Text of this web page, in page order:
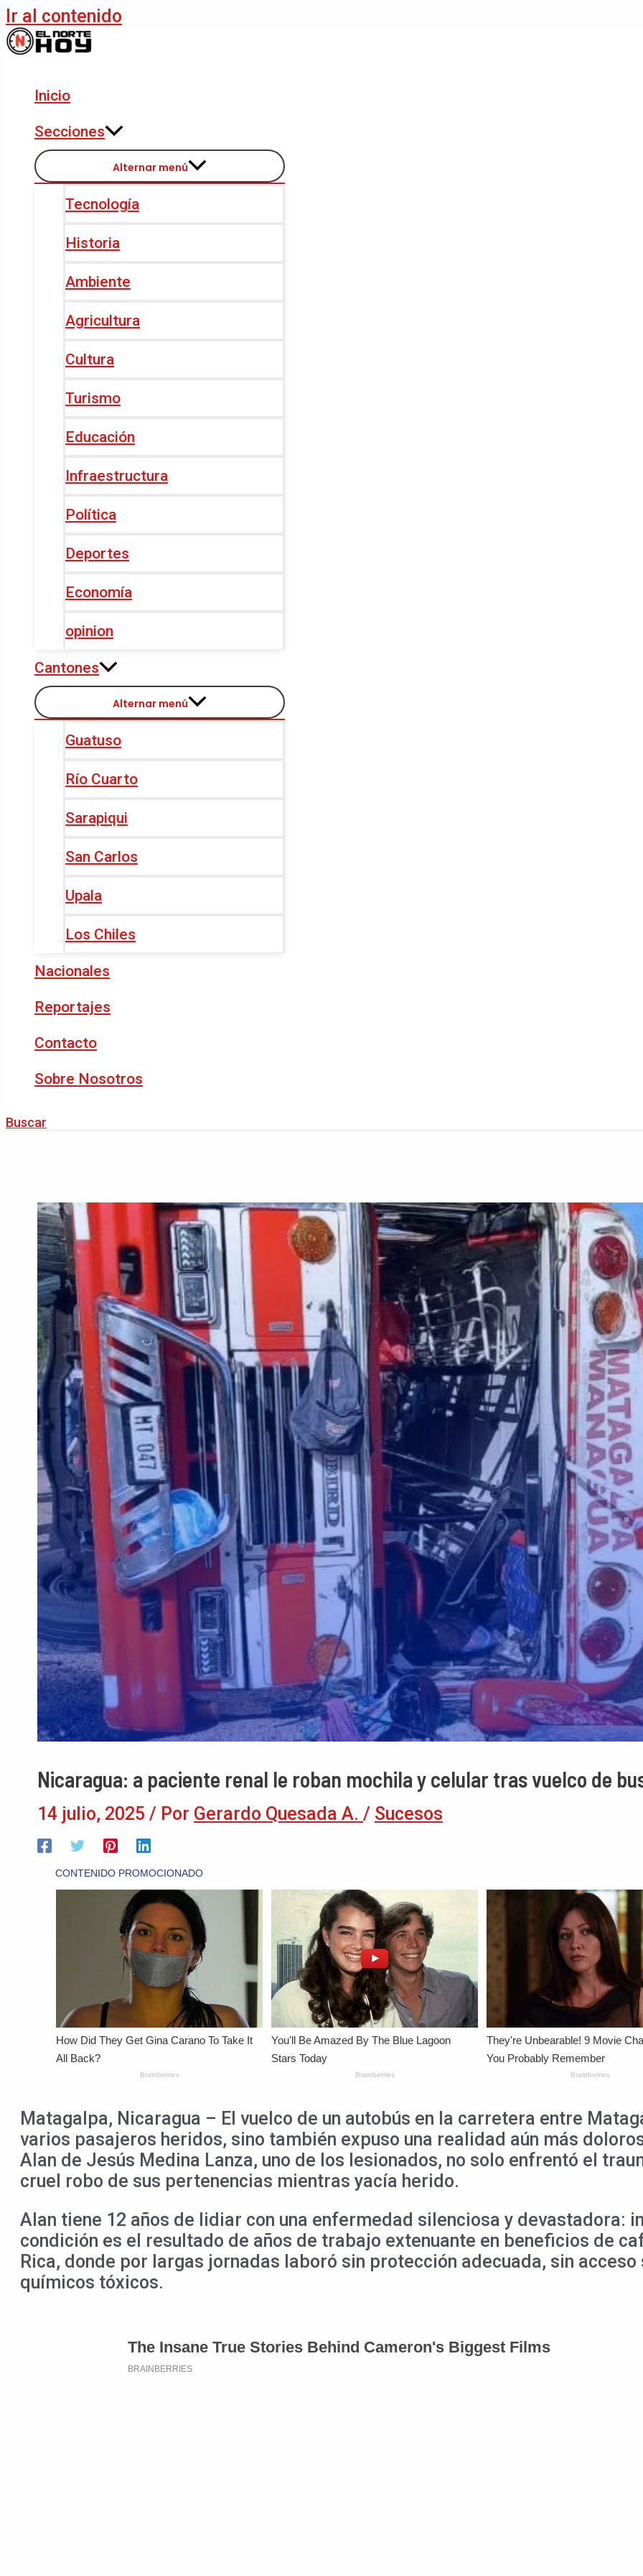
Ir al contenido
Inicio
Secciones
Alternar menú
Tecnología
Historia
Ambiente
Agricultura
Cultura
Turismo
Educación
Infraestructura
Política
Deportes
Economía
opinion
Cantones
Alternar menú
Guatuso
Río Cuarto
Sarapiqui
San Carlos
Upala
Los Chiles
Nacionales
Reportajes
Contacto
Sobre Nosotros
Buscar
Nicaragua: a paciente renal le roban mochila y celular tras vuelco de
14 julio, 2025 / Por Gerardo Quesada A. / Sucesos
Matagalpa, Nicaragua – El vuelco de un autobús en la carretera entre
varios pasajeros heridos, sino también expuso una realidad aún más
Alan de Jesús Medina Lanza, uno de los lesionados, no solo enfrentó el
cruel robo de sus pertenencias mientras yacía herido.
Alan tiene 12 años de lidiar con una enfermedad silenciosa y devastadora:
condición es el resultado de años de trabajo extenuante en beneficios de
Rica, donde por largas jornadas laboró sin protección adecuada, sin
químicos tóxicos.